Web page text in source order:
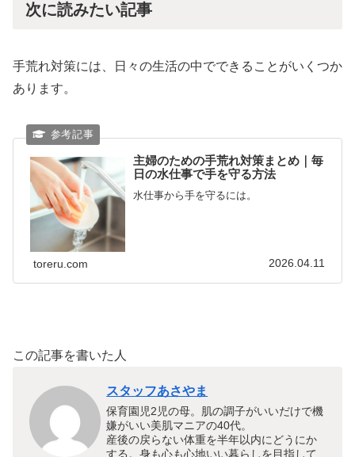
次に読みたい記事
手荒れ対策には、日々の生活の中でできることがいくつか
あります。
主婦のための手荒れ対策まとめ｜毎
日の水仕事で手を守る方法
水仕事から手を守るには。
toreru.com 2026.04.11
この記事を書いた人
スタッフあさやま
保育園児2児の母。肌の調子がいいだけで機
嫌がいい美肌マニアの40代。
産後の戻らない体重を半年以内にどうにか
する。身も心も心地いい暮らしを目指して